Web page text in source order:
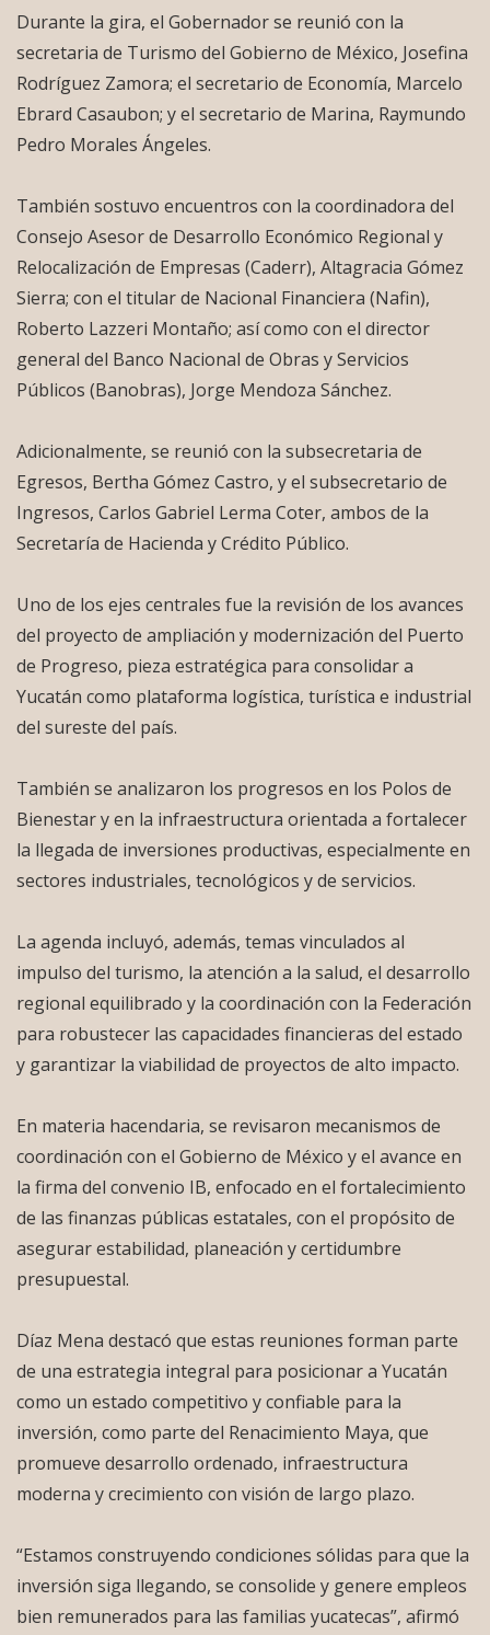
Durante la gira, el Gobernador se reunió con la
secretaria de Turismo del Gobierno de México, Josefina
Rodríguez Zamora; el secretario de Economía, Marcelo
Ebrard Casaubon; y el secretario de Marina, Raymundo
Pedro Morales Ángeles.
También sostuvo encuentros con la coordinadora del
Consejo Asesor de Desarrollo Económico Regional y
Relocalización de Empresas (Caderr), Altagracia Gómez
Sierra; con el titular de Nacional Financiera (Nafin),
Roberto Lazzeri Montaño; así como con el director
general del Banco Nacional de Obras y Servicios
Públicos (Banobras), Jorge Mendoza Sánchez.
Adicionalmente, se reunió con la subsecretaria de
Egresos, Bertha Gómez Castro, y el subsecretario de
Ingresos, Carlos Gabriel Lerma Coter, ambos de la
Secretaría de Hacienda y Crédito Público.
Uno de los ejes centrales fue la revisión de los avances
del proyecto de ampliación y modernización del Puerto
de Progreso, pieza estratégica para consolidar a
Yucatán como plataforma logística, turística e industrial
del sureste del país.
También se analizaron los progresos en los Polos de
Bienestar y en la infraestructura orientada a fortalecer
la llegada de inversiones productivas, especialmente en
sectores industriales, tecnológicos y de servicios.
La agenda incluyó, además, temas vinculados al
impulso del turismo, la atención a la salud, el desarrollo
regional equilibrado y la coordinación con la Federación
para robustecer las capacidades financieras del estado
y garantizar la viabilidad de proyectos de alto impacto.
En materia hacendaria, se revisaron mecanismos de
coordinación con el Gobierno de México y el avance en
la firma del convenio IB, enfocado en el fortalecimiento
de las finanzas públicas estatales, con el propósito de
asegurar estabilidad, planeación y certidumbre
presupuestal.
Díaz Mena destacó que estas reuniones forman parte
de una estrategia integral para posicionar a Yucatán
como un estado competitivo y confiable para la
inversión, como parte del Renacimiento Maya, que
promueve desarrollo ordenado, infraestructura
moderna y crecimiento con visión de largo plazo.
“Estamos construyendo condiciones sólidas para que la
inversión siga llegando, se consolide y genere empleos
bien remunerados para las familias yucatecas”, afirmó